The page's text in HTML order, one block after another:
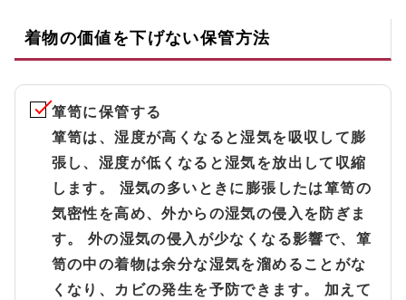
着物の価値を下げない保管方法
箪笥に保管する
箪笥は、湿度が高くなると湿気を吸収して膨
張し、湿度が低くなると湿気を放出して収縮
します。 湿気の多いときに膨張したは箪笥の
気密性を高め、外からの湿気の侵入を防ぎま
す。 外の湿気の侵入が少なくなる影響で、箪
笥の中の着物は余分な湿気を溜めることがな
くなり、カビの発生を予防できます。 加えて